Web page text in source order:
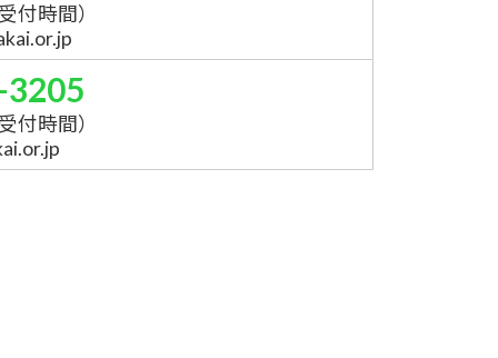
付時間）
付時間）